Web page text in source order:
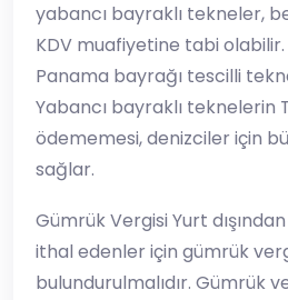
yabancı bayraklı tekneler,
KDV muafiyetine tabi
Panama bayrağı tescilli
Yabancı bayraklı teknelerin
ödememesi, denizciler için
sağlar.
Gümrük Vergisi Yurt
ithal edenler için gümrük
bulundurulmalıdır. Gümrük